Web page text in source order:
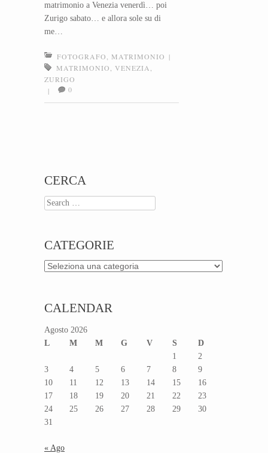
matrimonio a Venezia venerdì… poi
Zurigo sabato… e allora sole su di
me…
FOTOGRAFO MATRIMONIO |
MATRIMONIO
VENEZIA
ZURIGO
|
0
CERCA
Search
CATEGORIE
Categorie
CALENDAR
Agosto 2026
L
M M G V S
D
1
2
3
4 5 6 7 8
9
10
11 12 13 14 15
16
17
18 19 20 21 22
23
24
25 26 27 28 29
30
31
« Ago